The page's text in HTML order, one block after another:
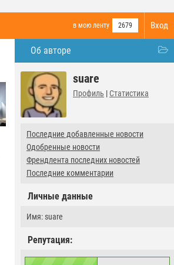
Вход
в мою ленту 2679
Об авторе
suare
Профиль | Статистика
Последние добавленные новости
Одобренные новости
Френдлента последних новостей
Последние комментарии
Личные данные
Имя: suare
Репутация: